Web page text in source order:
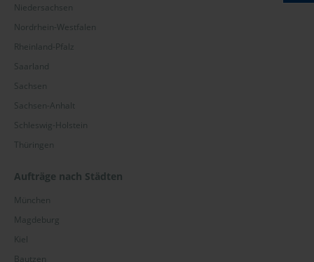
Niedersachsen
Nordrhein-Westfalen
Rheinland-Pfalz
Saarland
Sachsen
Sachsen-Anhalt
Schleswig-Holstein
Thüringen
Aufträge nach Städten
München
Magdeburg
Kiel
Bautzen